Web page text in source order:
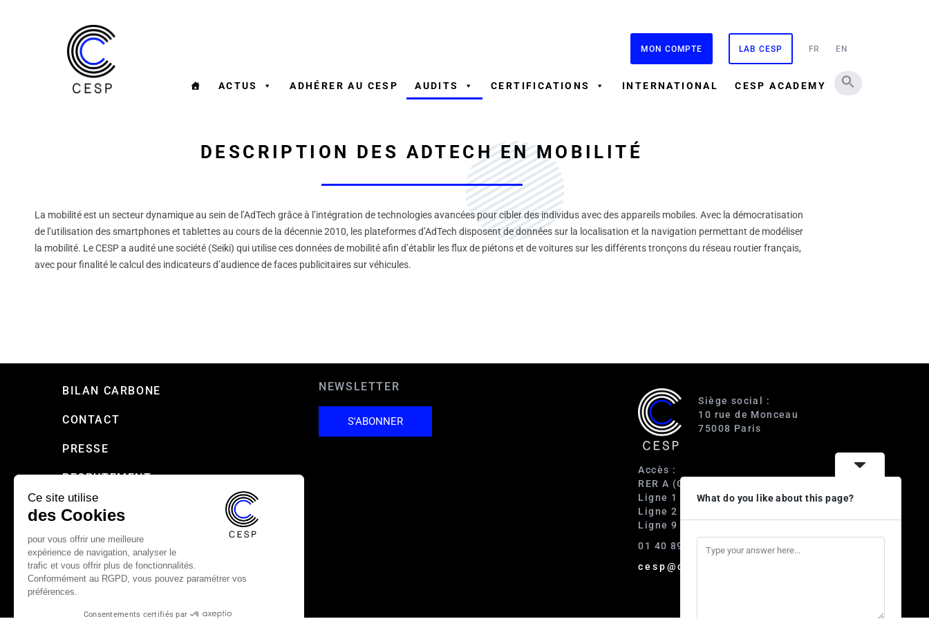
MON COMPTE LAB CESP FR EN
ACTUS ADHÉRER AU CESP AUDITS CERTIFICATIONS INTERNATIONAL CESP ACADEMY
DESCRIPTION DES ADTECH EN MOBILITÉ
La mobilité est un secteur dynamique au sein de l’AdTech grâce à l’intégration de technologies avancées pour cibler des individus avec des appareils mobiles. Avec la démocratisation
de l’utilisation des smartphones et tablettes au cours de la décennie 2010, les plateformes d’AdTech disposent de données sur la localisation et la navigation permettant de modéliser
la mobilité. Le CESP a audité une société (Seiki) qui utilise ces données de mobilité afin d’établir les flux de piétons et de voitures sur les différents tronçons du réseau routier français,
avec pour finalité le calcul des indicateurs d’audience de faces publicitaires sur véhicules.
BILAN CARBONE
CONTACT
PRESSE
RECRUTEMENT
MENTIONS LÉGALES
CHARTE DE CONFIDENTIALITÉ DU CESP
NEWSLETTER
S'ABONNER
Siège social :
10 rue de Monceau
75008 Paris
Accès :
RER A (Charles de Gaulle-Étoile)
Ligne 1 (George V)
Ligne 2 (Courcelles)
Ligne 9 (Saint-Philippe du Roule)
01 40 89 63 60
cesp@cesp.org
Ce site utilise
des Cookies
pour vous offrir une meilleure
expérience de navigation, analyser le
trafic et vous offrir plus de fonctionnalités.
Conformément au RGPD, vous pouvez paramétrer vos
préférences.
Consentements certifiés par
What do you like about this page?